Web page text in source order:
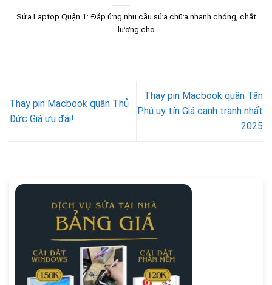
Sửa Laptop Quận 1: Đáp ứng nhu cầu sửa chữa nhanh chóng, chất
lượng cho
Thay pin Macbook quận Thủ
Đức Giá ưu đãi!
Thay pin Macbook quận Tân
Phú uy tín Giá cạnh tranh nhất
2025